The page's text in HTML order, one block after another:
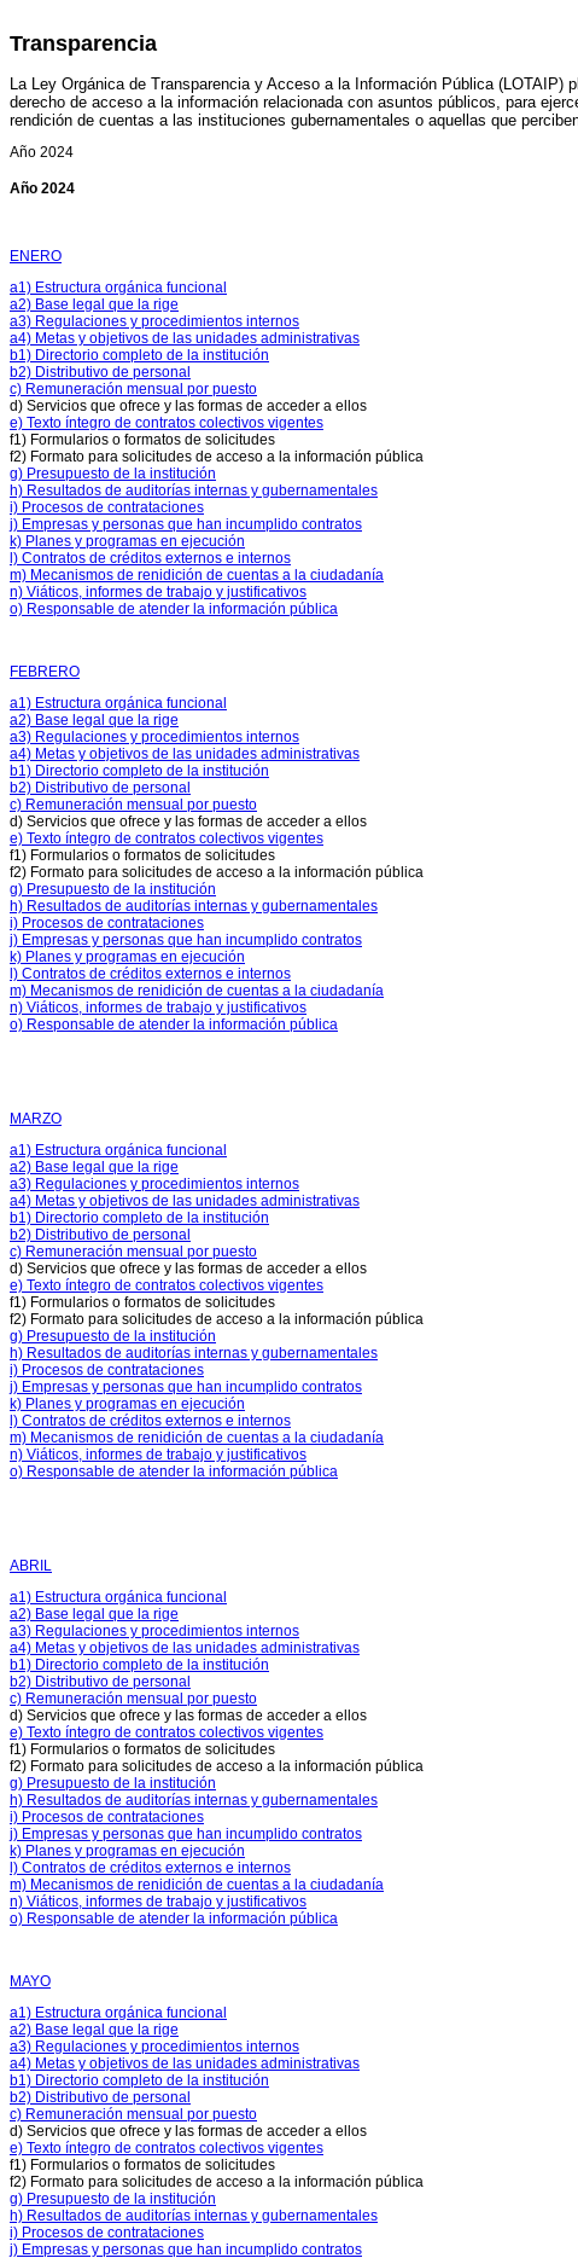
Transparencia
La Ley Orgánica de Transparencia y Acceso a la Información Pública (LOTAIP)
derecho de acceso a la información relacionada con asuntos públicos, para
rendición de cuentas a las instituciones gubernamentales o aquellas que
Año 2024
Año 2024
ENERO
a1) Estructura orgánica funcional
a2) Base legal que la rige
a3) Regulaciones y procedimientos internos
a4) Metas y objetivos de las unidades administrativas
b1) Directorio completo de la institución
b2) Distributivo de personal
c) Remuneración mensual por puesto
d) Servicios que ofrece y las formas de acceder a ellos
e) Texto íntegro de contratos colectivos vigentes
f1) Formularios o formatos de solicitudes
f2) Formato para solicitudes de acceso a la información pública
g) Presupuesto de la institución
h) Resultados de auditorías internas y gubernamentales
i) Procesos de contrataciones
j) Empresas y personas que han incumplido contratos
k) Planes y programas en ejecución
l) Contratos de créditos externos e internos
m) Mecanismos de renidición de cuentas a la ciudadanía
n) Viáticos, informes de trabajo y justificativos
o) Responsable de atender la información pública
FEBRERO
a1) Estructura orgánica funcional
a2) Base legal que la rige
a3) Regulaciones y procedimientos internos
a4) Metas y objetivos de las unidades administrativas
b1) Directorio completo de la institución
b2) Distributivo de personal
c) Remuneración mensual por puesto
d) Servicios que ofrece y las formas de acceder a ellos
e) Texto íntegro de contratos colectivos vigentes
f1) Formularios o formatos de solicitudes
f2) Formato para solicitudes de acceso a la información pública
g) Presupuesto de la institución
h) Resultados de auditorías internas y gubernamentales
i) Procesos de contrataciones
j) Empresas y personas que han incumplido contratos
k) Planes y programas en ejecución
l) Contratos de créditos externos e internos
m) Mecanismos de renidición de cuentas a la ciudadanía
n) Viáticos, informes de trabajo y justificativos
o) Responsable de atender la información pública
MARZO
a1) Estructura orgánica funcional
a2) Base legal que la rige
a3) Regulaciones y procedimientos internos
a4) Metas y objetivos de las unidades administrativas
b1) Directorio completo de la institución
b2) Distributivo de personal
c) Remuneración mensual por puesto
d) Servicios que ofrece y las formas de acceder a ellos
e) Texto íntegro de contratos colectivos vigentes
f1) Formularios o formatos de solicitudes
f2) Formato para solicitudes de acceso a la información pública
g) Presupuesto de la institución
h) Resultados de auditorías internas y gubernamentales
i) Procesos de contrataciones
j) Empresas y personas que han incumplido contratos
k) Planes y programas en ejecución
l) Contratos de créditos externos e internos
m) Mecanismos de renidición de cuentas a la ciudadanía
n) Viáticos, informes de trabajo y justificativos
o) Responsable de atender la información pública
ABRIL
a1) Estructura orgánica funcional
a2) Base legal que la rige
a3) Regulaciones y procedimientos internos
a4) Metas y objetivos de las unidades administrativas
b1) Directorio completo de la institución
b2) Distributivo de personal
c) Remuneración mensual por puesto
d) Servicios que ofrece y las formas de acceder a ellos
e) Texto íntegro de contratos colectivos vigentes
f1) Formularios o formatos de solicitudes
f2) Formato para solicitudes de acceso a la información pública
g) Presupuesto de la institución
h) Resultados de auditorías internas y gubernamentales
i) Procesos de contrataciones
j) Empresas y personas que han incumplido contratos
k) Planes y programas en ejecución
l) Contratos de créditos externos e internos
m) Mecanismos de renidición de cuentas a la ciudadanía
n) Viáticos, informes de trabajo y justificativos
o) Responsable de atender la información pública
MAYO
a1) Estructura orgánica funcional
a2) Base legal que la rige
a3) Regulaciones y procedimientos internos
a4) Metas y objetivos de las unidades administrativas
b1) Directorio completo de la institución
b2) Distributivo de personal
c) Remuneración mensual por puesto
d) Servicios que ofrece y las formas de acceder a ellos
e) Texto íntegro de contratos colectivos vigentes
f1) Formularios o formatos de solicitudes
f2) Formato para solicitudes de acceso a la información pública
g) Presupuesto de la institución
h) Resultados de auditorías internas y gubernamentales
i) Procesos de contrataciones
j) Empresas y personas que han incumplido contratos
Indicadores
de
Desempeño,
Metas
e
informes
de
gestión,
cumplimiento
de
metas
Índice
de
gestión
estratégica
Metas
y
objetivos
en
ejecución:
Resultados
Operativos
PAI
Anual
de
Inversiones)
POA
(Plan
Anual)
estratégico
(Decreto:
Gobierno
por
Resultados)
Plan
M.
Indicadores
de
Desempeño,
Metas
informes
de
gestión,
cumplimiento
de
metas
programas
en
ejecución,
Resultados
Operativos
A.
Metas
objetivos
de
unidades
administrativas
3.
PAI
(Plan